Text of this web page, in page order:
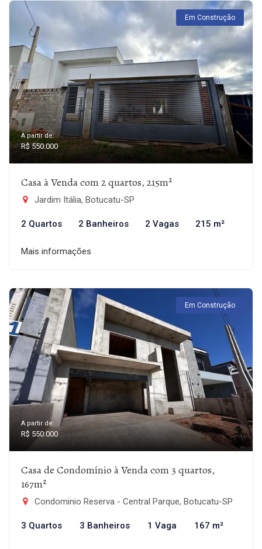
Em Construção
A partir de:
R$ 550.000
Casa à Venda com 2 quartos, 215m²
Jardim Itália, Botucatu-SP
2 Quartos 2 Banheiros 2 Vagas 215 m²
Mais informações
Em Construção
A partir de:
R$ 550.000
Casa de Condomínio à Venda com 3 quartos,
167m²
Condominio Reserva - Central Parque, Botucatu-SP
3 Quartos 3 Banheiros 1 Vaga 167 m²